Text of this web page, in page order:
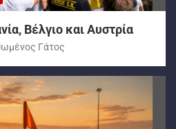
Βέλγιο και Αυστρία
Γάτος